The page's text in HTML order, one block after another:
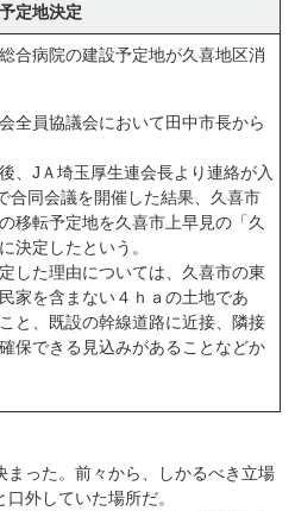
定地決定
合病院の建設予定地が久喜地区消
全員協議会において田中市長から
、JＡ埼玉厚生連会長より連絡が入
合同会議を開催した結果、久喜市
移転予定地を久喜市上早見の「久
決定したという。
した理由については、久喜市の東
家を含まない４ｈａの土地であ
と、既設の幹線道路に近接、隣接
保できる見込みがあることなどか
まった。前々から、しかるべき立場
外していた場所だ。